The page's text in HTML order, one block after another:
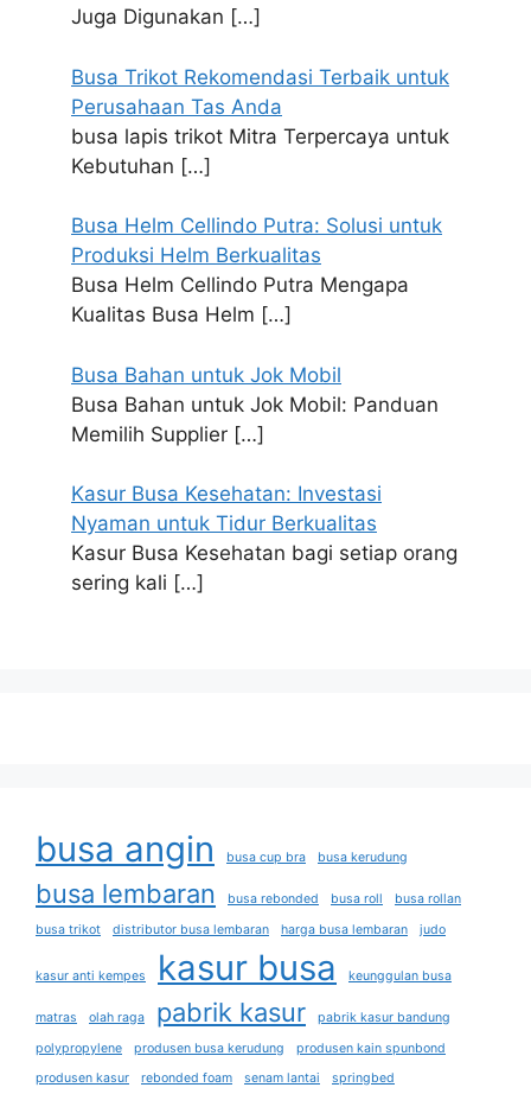
Juga Digunakan […]
Busa Trikot Rekomendasi Terbaik untuk
Perusahaan Tas Anda
busa lapis trikot Mitra Terpercaya untuk
Kebutuhan […]
Busa Helm Cellindo Putra: Solusi untuk
Produksi Helm Berkualitas
Busa Helm Cellindo Putra Mengapa
Kualitas Busa Helm […]
Busa Bahan untuk Jok Mobil
Busa Bahan untuk Jok Mobil: Panduan
Memilih Supplier […]
Kasur Busa Kesehatan: Investasi
Nyaman untuk Tidur Berkualitas
Kasur Busa Kesehatan bagi setiap orang
sering kali […]
busa angin busa cup bra busa kerudung
busa lembaran busa rebonded busa roll
busa rollan
busa trikot
distributor busa lembaran harga busa lembaran judo
kasur anti kempes kasur busa keunggulan busa
matras olah raga pabrik kasur
pabrik kasur bandung
polypropylene
produsen busa kerudung
produsen kain spunbond
produsen kasur
rebonded foam senam lantai springbed